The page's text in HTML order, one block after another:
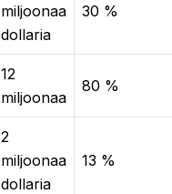
miljoonaa
dollaria
30 %
12
miljoonaa
80 %
2
miljoonaa
dollaria
13 %